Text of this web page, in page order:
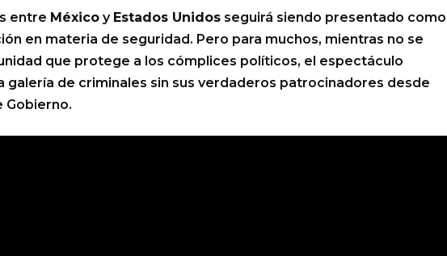
entre México y Estados Unidos seguirá siendo presentado como
en materia de seguridad. Pero para muchos, mientras no se
que protege a los cómplices políticos, el espectáculo
galería de criminales sin sus verdaderos patrocinadores desde
Gobierno.